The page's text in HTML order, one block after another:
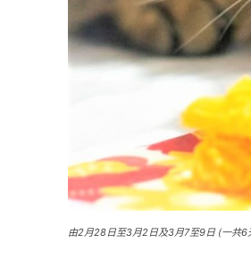
由2月28日至3月2日及3月7至9日 (一共6